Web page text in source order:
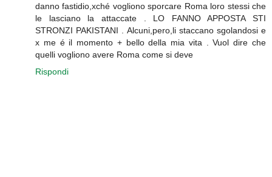
danno fastidio,xché vogliono sporcare Roma loro stessi che
le lasciano la attaccate . LO FANNO APPOSTA STI
STRONZI PAKISTANI . Alcuni,pero,li staccano sgolandosi e
x me é il momento + bello della mia vita . Vuol dire che
quelli vogliono avere Roma come si deve
Rispondi